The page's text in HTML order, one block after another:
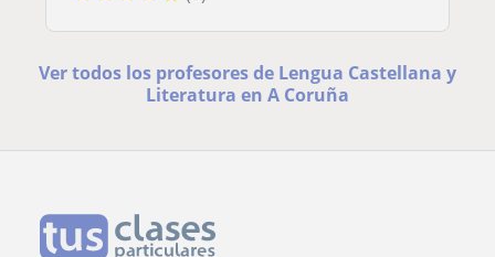
Ver todos los profesores de Lengua Castellana y
Literatura en A Coruña